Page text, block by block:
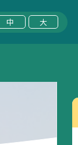
中 大